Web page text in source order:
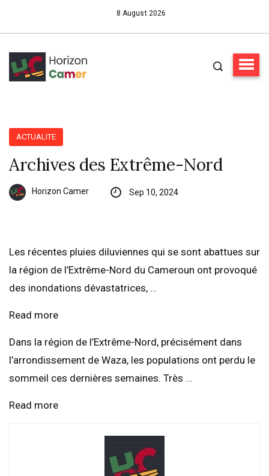
8 August 2026
ACTUALITE
Archives des Extrême-Nord
Horizon Camer Sep 10, 2024
Les récentes pluies diluviennes qui se sont abattues sur
la région de l’Extrême-Nord du Cameroun ont provoqué
des inondations dévastatrices, …
Read more
Dans la région de l’Extrême-Nord, précisément dans
l’arrondissement de Waza, les populations ont perdu le
sommeil ces dernières semaines. Très …
Read more